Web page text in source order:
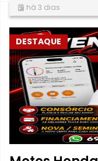
há 3 dias
DESTAQUE